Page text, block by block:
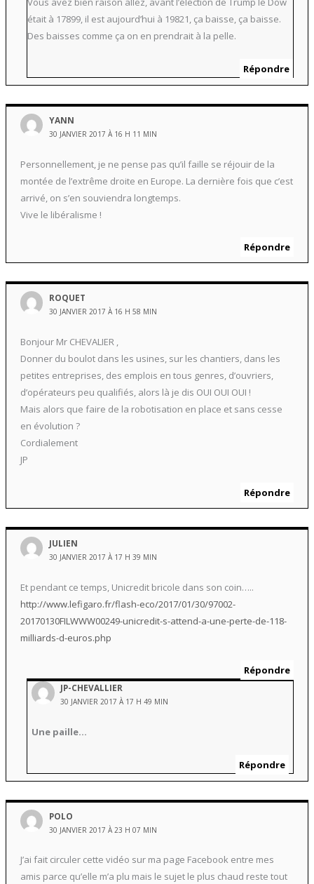
était à 17899, il est aujourd’hui à 19821, ça baisse, ça baisse.
Des baisses comme ça on en prendrait à la pelle.
Répondre
YANN
30 JANVIER 2017 À 16 H 11 MIN
Personnellement, je ne pense pas qu’il faille se réjouir de la
montée de l’extrême droite en Europe. La dernière fois que c’est
arrivé, on s’en souviendra longtemps.
Vive le libéralisme !
Répondre
ROQUET
30 JANVIER 2017 À 16 H 58 MIN
Bonjour Mr CHEVALIER ,
Donner du boulot dans les usines, sur les chantiers, dans les
petites entreprises, des emplois en tous genres, d’ouvriers,
d’opérateurs peu qualifiés, alors là je dis OUI OUI OUI !
Mais alors que faire de la robotisation en place et sans cesse
en évolution ?
Cordialement
JP
Répondre
JULIEN
30 JANVIER 2017 À 17 H 39 MIN
Et pendant ce temps, Unicredit bricole dans son coin…..
http://www.lefigaro.fr/flash-eco/2017/01/30/97002-
20170130FILWWW00249-unicredit-s-attend-a-une-perte-de-118-
milliards-d-euros.php
Répondre
JP-CHEVALLIER
30 JANVIER 2017 À 17 H 49 MIN
Une paille…
Répondre
POLO
30 JANVIER 2017 À 23 H 07 MIN
J’ai fait circuler cette vidéo sur ma page Facebook entre mes
amis parce qu’elle m’a plu mais le sujet le plus chaud reste tout